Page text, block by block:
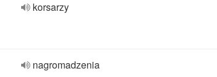
korsarzy
nagromadzenia